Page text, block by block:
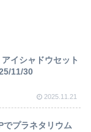
イシャドウセット
11/30
2025.11.21
でプラネタリウム